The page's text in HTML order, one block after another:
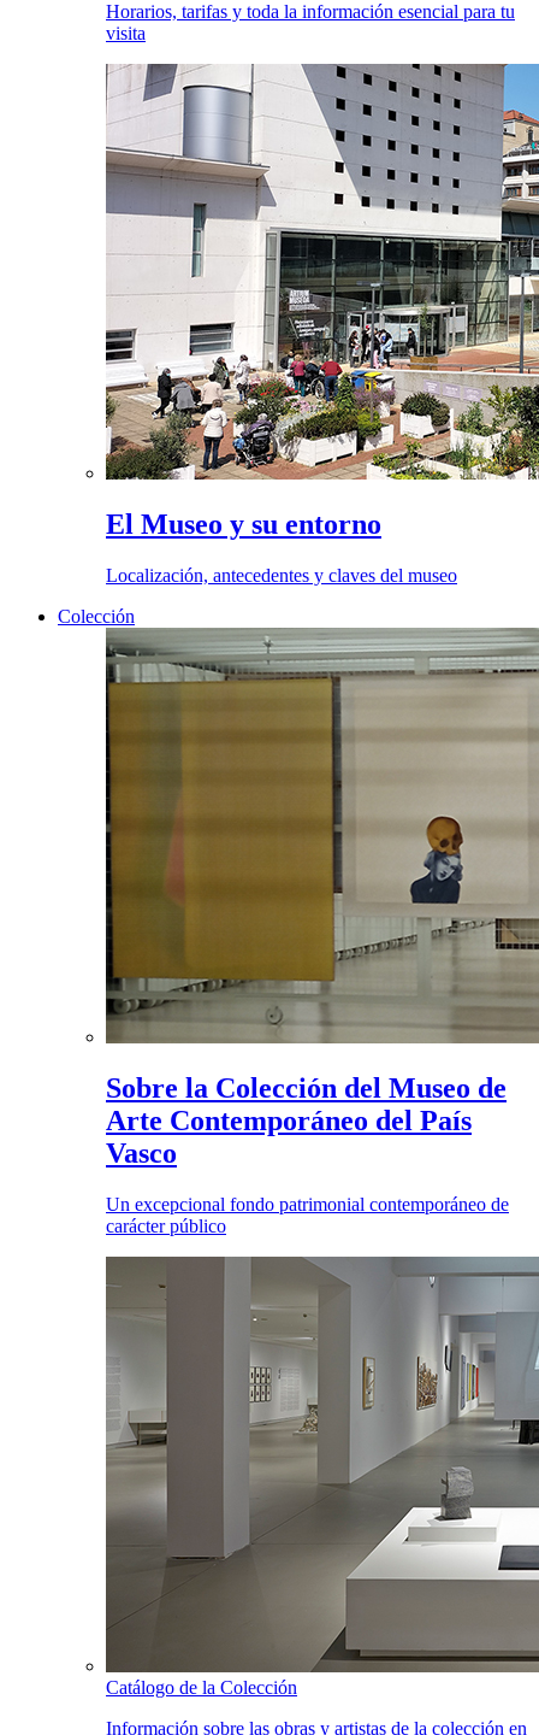
Horarios, tarifas y toda la información esencial para tu
visita
El Museo y su entorno
Localización, antecedentes y claves del museo
Colección
Sobre la Colección del Museo de
Arte Contemporáneo del País
Vasco
Un excepcional fondo patrimonial contemporáneo de
carácter público
Catálogo de la Colección
Información sobre las obras y artistas de la colección en